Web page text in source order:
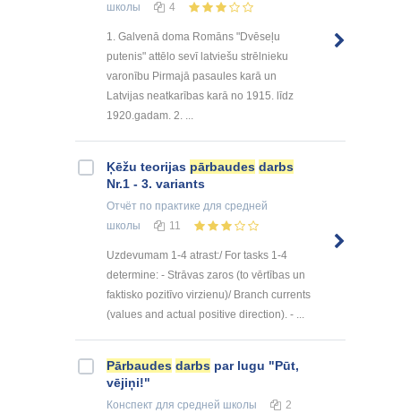
школы
4
1. Galvenā doma Romāns "Dvēseļu
putenis" attēlo sevī latviešu strēlnieku
varonību Pirmajā pasaules karā un
Latvijas neatkarības karā no 1915. līdz
1920.gadam. 2. ...
Ķēžu teorijas pārbaudes darbs
Nr.1 - 3. variants
Отчёт по практике для средней
школы
11
Uzdevumam 1-4 atrast:/ For tasks 1-4
determine: - Strāvas zaros (to vērtības un
faktisko pozitīvo virzienu)/ Branch currents
(values and actual positive direction). - ...
Pārbaudes darbs par lugu "Pūt,
vējiņi!"
Конспект для средней школы 2